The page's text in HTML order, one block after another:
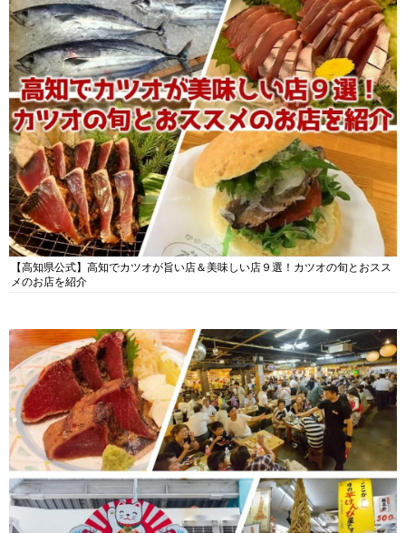
【高知県公式】高知でカツオが旨い店＆美味しい店９選！カツオの旬とおスス
メのお店を紹介